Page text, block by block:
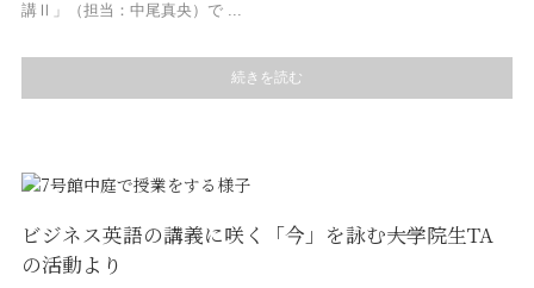
講Ⅱ」（担当：中尾真央）で ...
続きを読む
ビジネス英語の講義に咲く「今」を詠む――大学院生TA
の活動より